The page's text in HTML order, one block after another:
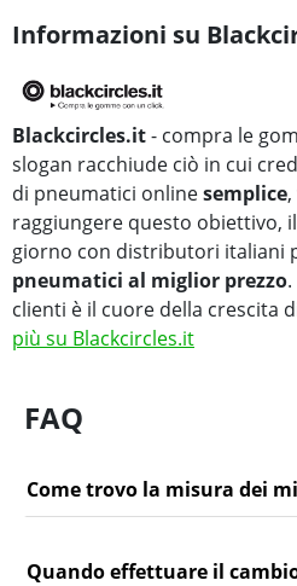
Informazioni su
Blackcircles.it- compra le
slogan racchiude ciò in cui
di pneumatici onlinesemplice,
raggiungere questo obiettivo,
giorno con distributori italiani
pneumatici al miglior prezzo
clienti è il cuore della crescita
più su Blackcircles.it
FAQ
Come trovo la misura dei
Quando effettuare il